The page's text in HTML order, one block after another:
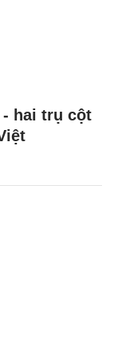
- hai trụ cột